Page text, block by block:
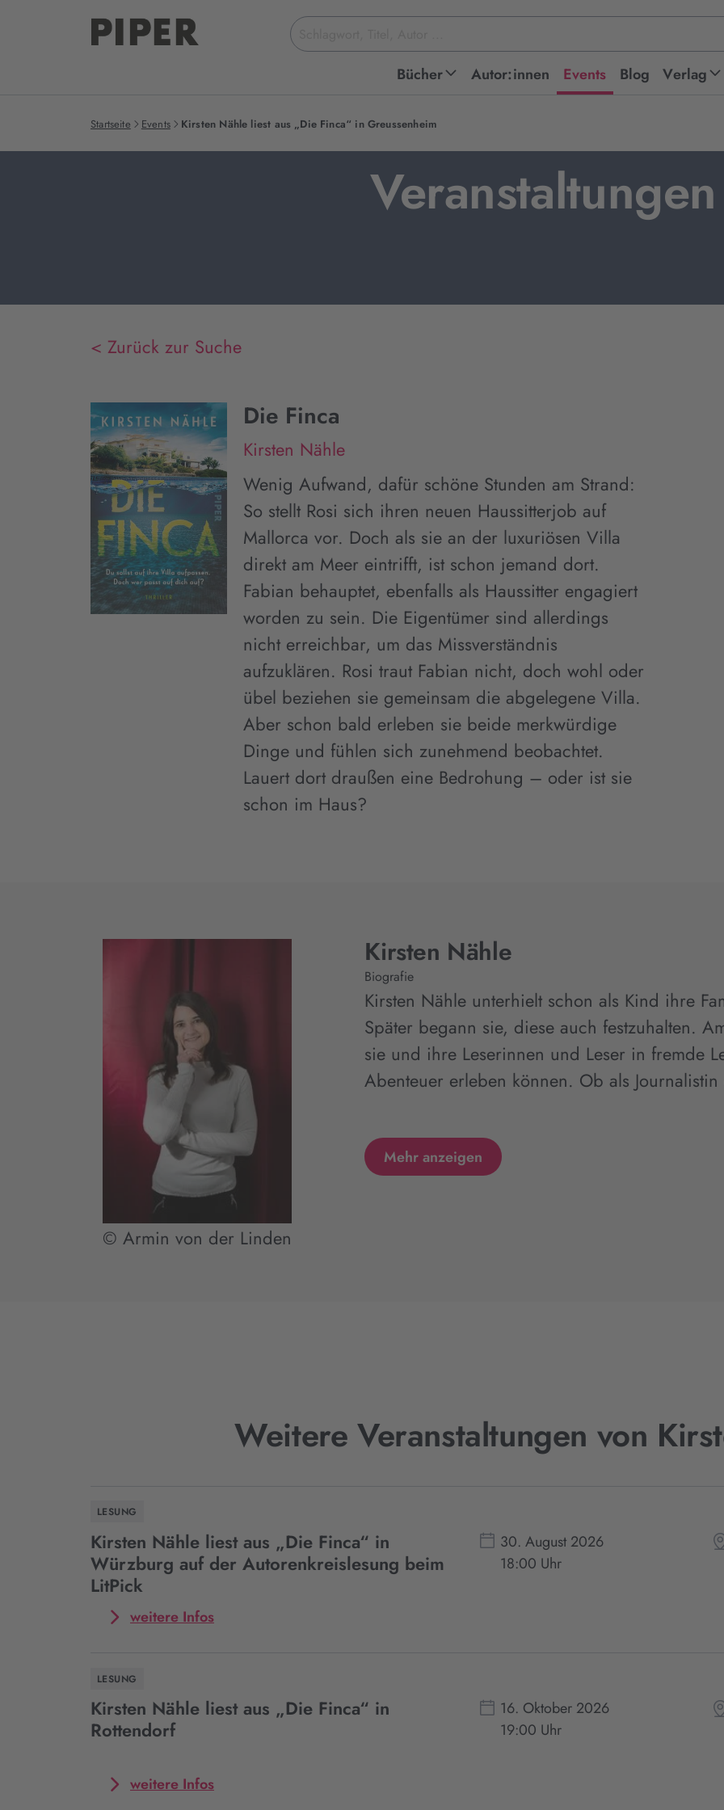
Suchbegriff
eingeben
Bücher Autor:innen Events Blog Verlag
Startseite Events Kirsten Nähle liest aus „Die Finca“ in Greussenheim
Veranstaltungen
< Zurück zur Suche
Die Finca
Kirsten Nähle
Wenig Aufwand, dafür schöne Stunden am Strand:
So stellt Rosi sich ihren neuen Haussitterjob auf
Mallorca vor. Doch als sie an der luxuriösen Villa
direkt am Meer eintrifft, ist schon jemand dort.
Fabian behauptet, ebenfalls als Haussitter engagiert
worden zu sein. Die Eigentümer sind allerdings
nicht erreichbar, um das Missverständnis
aufzuklären. Rosi traut Fabian nicht, doch wohl oder
übel beziehen sie gemeinsam die abgelegene Villa.
Aber schon bald erleben sie beide merkwürdige
Dinge und fühlen sich zunehmend beobachtet.
Lauert dort draußen eine Bedrohung – oder ist sie
schon im Haus?
© Armin von der Linden
Kirsten Nähle
Biografie
Kirsten Nähle unterhielt schon als Kind ihre
Später begann sie, diese auch festzuhalten.
sie und ihre Leserinnen und Leser in fremde
Abenteuer erleben können. Ob als
Mehr anzeigen
Weitere Veranstaltungen von
LESUNG
Kirsten Nähle liest aus „Die Finca“ in
Würzburg auf der Autorenkreislesung beim
LitPick
30. August 2026
18:00 Uhr
weitere InfosMehr
liest
Würzburg
LESUNG
Kirsten Nähle liest aus „Die Finca“ in
Rottendorf
16. Oktober 2026
19:00 Uhr
weitere InfosMehr